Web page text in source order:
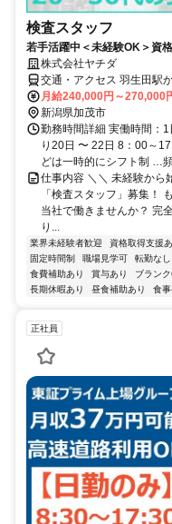
検査スタッフ
若手活躍中＜未経験OK＞資
株式会社ヤチダ
交通・アクセス 羽生田駅
月給240,000円～270,000
新潟県加茂市
勤務時間詳細 実働時間：
り20日 〜 22日 8：00～
どは一時的にシフト制 …
仕事内容 ＼＼ 未経験から
「検査スタッフ」募集！
当社で働きませんか？ 完
り...
業界未経験者歓迎 資格取得支援
固定時間制
職場見学可 転勤なし
食費補助あり
賞与あり ブラン
長期休暇あり
昼食補助あり 食
正社員